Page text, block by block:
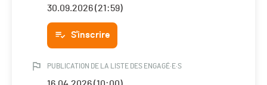
30.09.2026 (21:59)
S'inscrire
PUBLICATION DE LA LISTE DES ENGAGÉ·E·S